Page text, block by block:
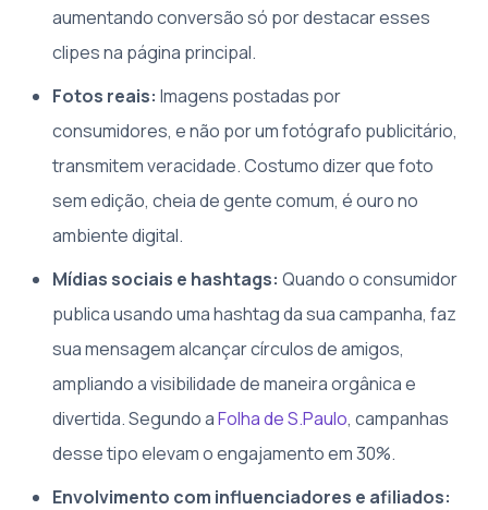
aumentando conversão só por destacar esses
clipes na página principal.
Fotos reais: Imagens postadas por
consumidores, e não por um fotógrafo publicitário,
transmitem veracidade. Costumo dizer que foto
sem edição, cheia de gente comum, é ouro no
ambiente digital.
Mídias sociais e hashtags: Quando o consumidor
publica usando uma hashtag da sua campanha, faz
sua mensagem alcançar círculos de amigos,
ampliando a visibilidade de maneira orgânica e
divertida. Segundo aFolha de S.Paulo, campanhas
desse tipo elevam o engajamento em 30%.
Envolvimento com influenciadores e afiliados: